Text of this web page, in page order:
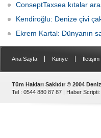
ConseptTaxsea kıtalar
Kendiroğlu: Denize çivi
Ekrem Kartal: Dünyanın
Ana Sayfa Künye İletişim
Tüm Hakları Saklıdır © 2004
Tel : 0544 880 87 87 | Haber Scripti: